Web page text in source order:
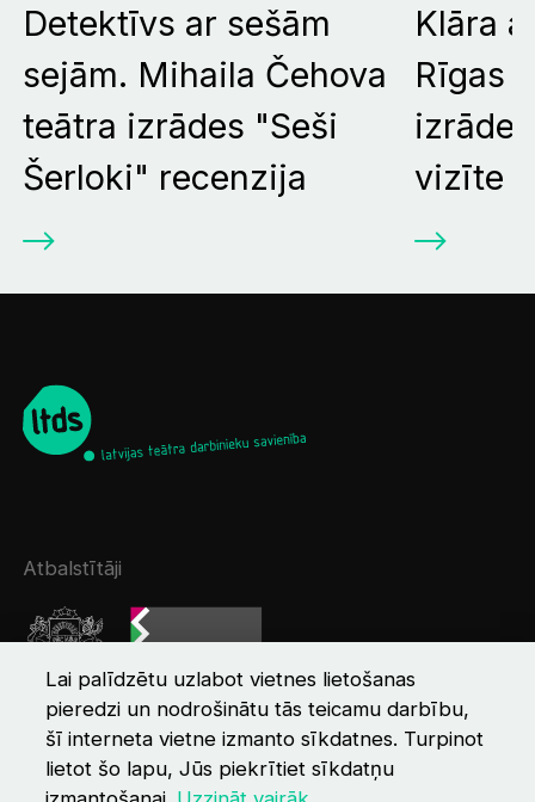
Detektīvs ar sešām
sejām. Mihaila Čehova
teātra izrādes "Seši
Šerloki" recenzija
Klāra
Rīgas
vizīte
Atbalstītāji
Lai palīdzētu uzlabot vietnes lietošanas
pieredzi un nodrošinātu tās teicamu darbību,
šī interneta vietne izmanto sīkdatnes. Turpinot
lietot šo lapu, Jūs piekrītiet sīkdatņu